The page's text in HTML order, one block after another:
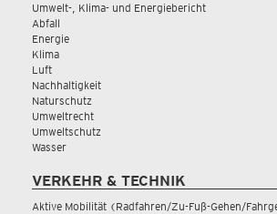
Umwelt-, Klima- und Energiebericht
Abfall
Energie
Klima
Luft
Nachhaltigkeit
Naturschutz
Umweltrecht
Umweltschutz
Wasser
VERKEHR & TECHNIK
Aktive Mobilität (Radfahren/Zu-Fuß-Gehen/